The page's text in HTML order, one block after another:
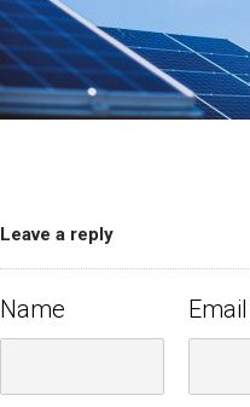
Leave a reply
Name Email